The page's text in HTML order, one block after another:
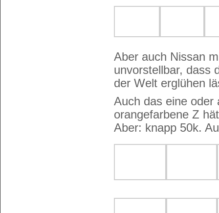
Aber auch Nissan
unvorstellbar, dass
der Welt erglühen
Auch das eine oder
orangefarbene Z
Aber: knapp 50k.